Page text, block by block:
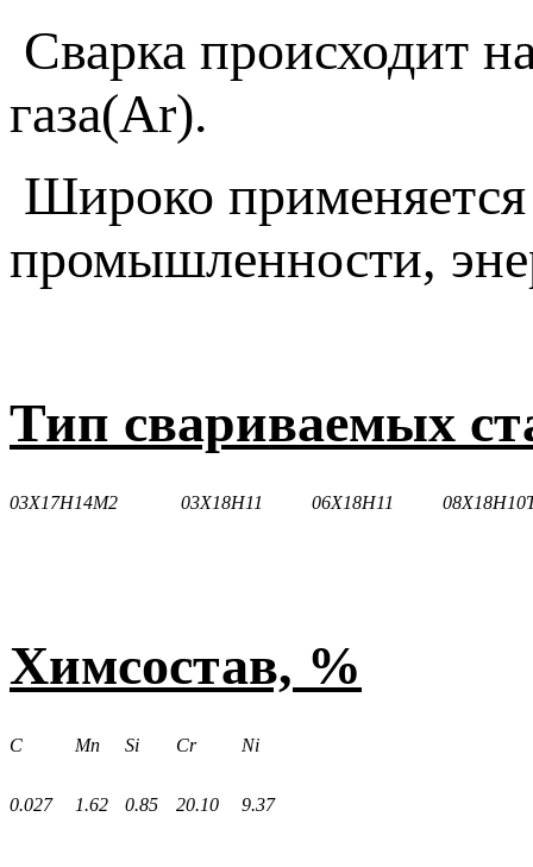
Сварка происходит
газа(Ar).
Широко
промышленности,
Тип свариваемых
03Х17Н14М2 03Х18Н11 06Х18Н11
Химсостав, %
C Mn Si Cr Ni
0.027 1.62 0.85 20.10 9.37